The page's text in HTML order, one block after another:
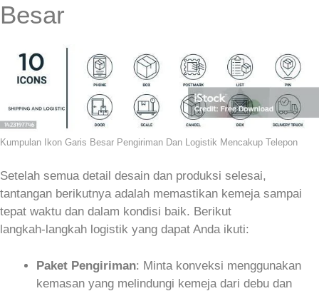
Besar
Kumpulan Ikon Garis Besar Pengiriman Dan Logistik Mencakup Telepon
Setelah semua detail desain dan produksi selesai,
tantangan berikutnya adalah memastikan kemeja sampai
tepat waktu dan dalam kondisi baik. Berikut
langkah‑langkah logistik yang dapat Anda ikuti:
Paket Pengiriman: Minta konveksi menggunakan
kemasan yang melindungi kemeja dari debu dan